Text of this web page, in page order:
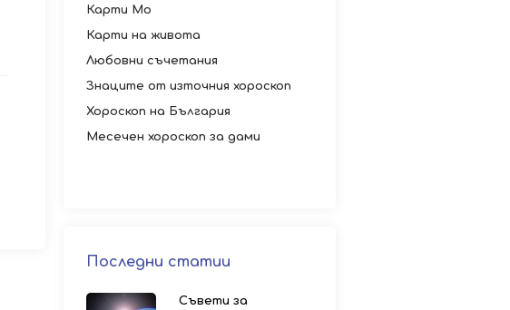
Карти Мо
Карти на живота
Любовни съчетания
Знаците от източния хороскоп
Хороскоп на България
Месечен хороскоп за дами
Последни статии
Съвети за